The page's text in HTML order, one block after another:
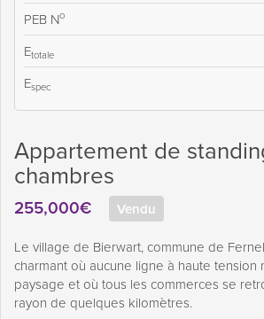
PEB No
Etotale
Espec
Appartement de
chambres
255,000€ Vendu
Le village de Bierwart, commune de
charmant où aucune ligne à haute tension
paysage et où tous les commerces se
rayon de quelques kilomètres.